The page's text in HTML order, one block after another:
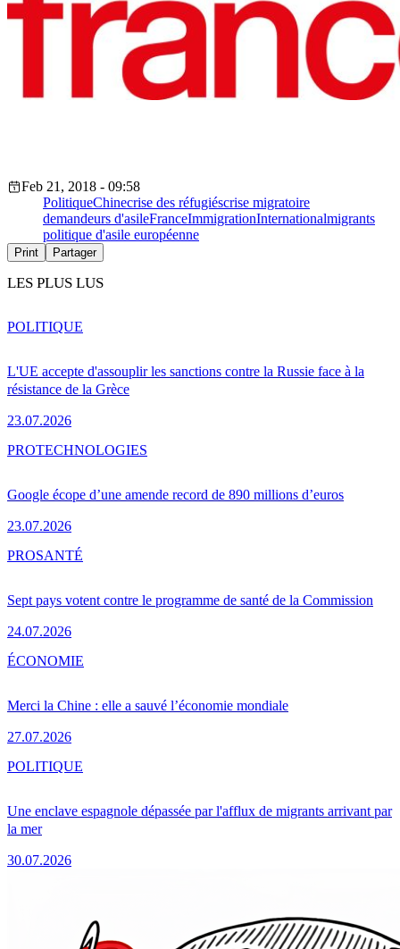
Feb 21, 2018 - 09:58
PolitiqueChinecrise des réfugiéscrise migratoire
demandeurs d'asileFranceImmigrationInternationalmigrants
politique d'asile européenne
Print Partager
LES PLUS LUS
L'UE accepte d'assouplir les sanctions contre la Russie face à la
résistance de la Grèce
23.07.2026
POLITIQUE
Google écope d’une amende record de 890 millions d’euros
23.07.2026
PROTECHNOLOGIES
Sept pays votent contre le programme de santé de la Commission
24.07.2026
PROSANTÉ
Merci la Chine : elle a sauvé l’économie mondiale
27.07.2026
ÉCONOMIE
Une enclave espagnole dépassée par l'afflux de migrants arrivant par
la mer
30.07.2026
POLITIQUE